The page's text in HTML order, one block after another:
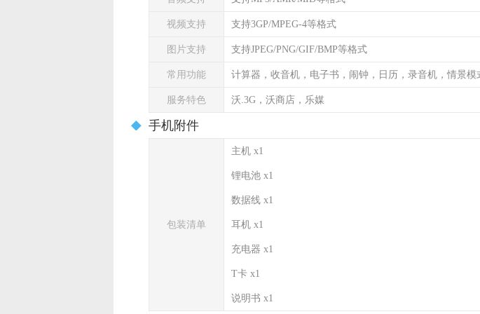
视频支持 支持3GP/MPEG-4等格式
图片支持 支持JPEG/PNG/GIF/BMP等格式
常用功能 计算器，收音机，电子书，闹钟，日历，录音机，情景模
服务特色 沃.3G，沃商店，乐媒
手机附件
包装清单
主机 x1
锂电池 x1
数据线 x1
耳机 x1
充电器 x1
T卡 x1
说明书 x1